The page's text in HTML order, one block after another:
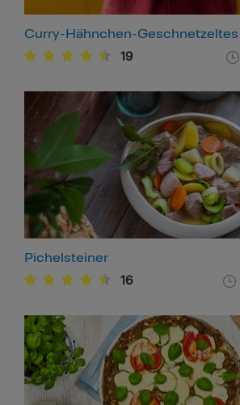
Curry-Hähnchen-Geschnetzeltes
19
Pichelsteiner
16